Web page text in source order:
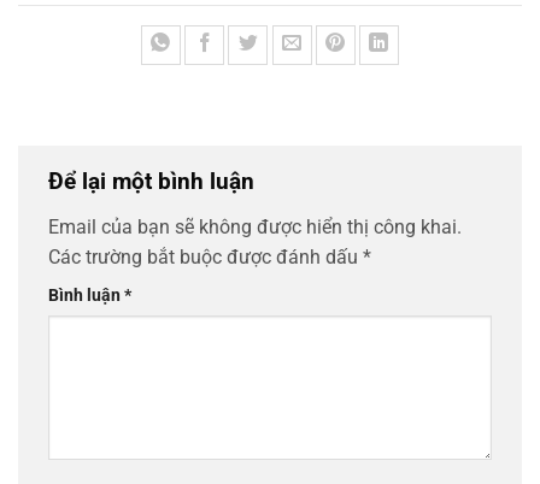
Để lại một bình luận
Email của bạn sẽ không được hiển thị công khai.
Các trường bắt buộc được đánh dấu *
Bình luận*